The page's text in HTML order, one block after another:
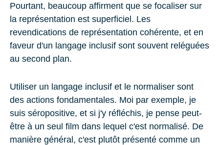
Pourtant, beaucoup affirment que se focaliser sur
la représentation est superficiel. Les
revendications de représentation cohérente, et en
faveur d'un langage inclusif sont souvent reléguées
au second plan.
Utiliser un langage inclusif et le normaliser sont
des actions fondamentales. Moi par exemple, je
suis séropositive, et si j'y réfléchis, je pense peut-
être à un seul film dans lequel c'est normalisé. De
manière général, c'est plutôt présenté comme un